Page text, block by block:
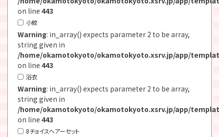
on line 443
小紋
Warning: in_array() expects parameter 2 to be array,
string given in
/home/okamotokyoto/okamotokyoto.xsrv.jp/app/
on line 443
浴衣
Warning: in_array() expects parameter 2 to be array,
string given in
/home/okamotokyoto/okamotokyoto.xsrv.jp/app/
on line 443
8チョイスヘアーセット